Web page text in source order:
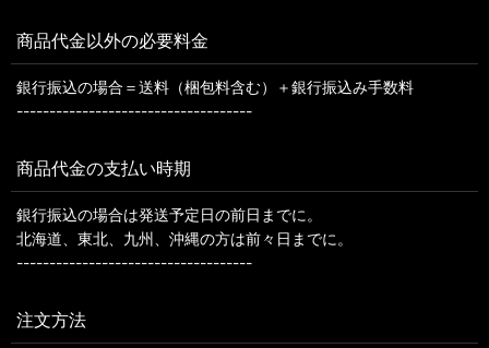
商品代金以外の必要料金
銀行振込の場合＝送料（梱包料含む）＋銀行振込み手数料
------------------------------------
商品代金の支払い時期
銀行振込の場合は発送予定日の前日までに。
北海道、東北、九州、沖縄の方は前々日までに。
------------------------------------
注文方法